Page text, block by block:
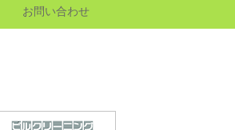
お問い合わせ